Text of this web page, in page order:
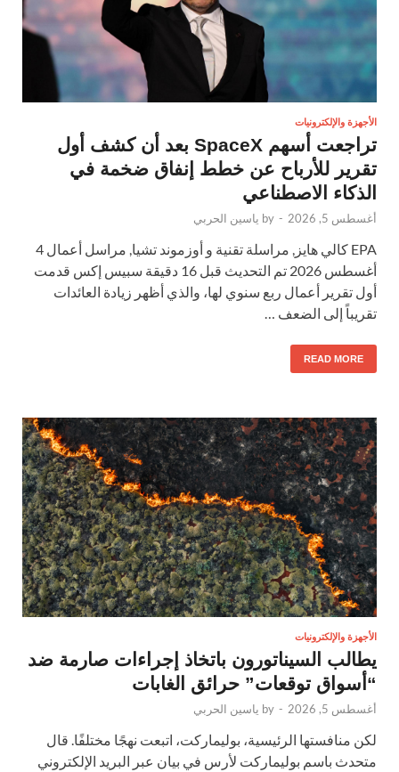
الأجهزة والإلكترونيات
تراجعت أسهم SpaceX بعد أن كشف أول
تقرير للأرباح عن خطط إنفاق ضخمة في
الذكاء الاصطناعي
أغسطس 5, 2026 -
by ياسين الحربي
EPA كالي هايز, مراسلة تقنية و أوزموند تشيا, مراسل أعمال 4
أغسطس 2026 تم التحديث قبل 16 دقيقة سبيس إكس قدمت
أول تقرير أعمال ربع سنوي لها، والذي أظهر زيادة العائدات
تقريباً إلى الضعف …
READ MORE
الأجهزة والإلكترونيات
يطالب السيناتورون باتخاذ إجراءات صارمة ضد
“أسواق توقعات” حرائق الغابات
أغسطس 5, 2026 -
by ياسين الحربي
لكن منافستها الرئيسية، بوليماركت، اتبعت نهجًا مختلفًا. قال
متحدث باسم بوليماركت لأرس في بيان عبر البريد الإلكتروني